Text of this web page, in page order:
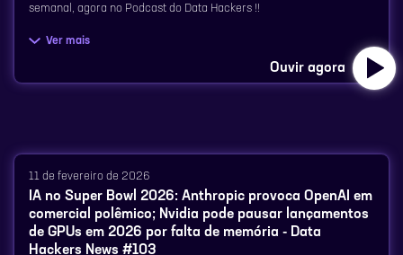
usando dados e tecnologia proprietária para desenvolver produtos e
Vagas abertas: https://sou.nu/datahackersep122
with Transformers
Carreiras no Nubank: https://international.nubank.com.br/pt-
br/carreiras/
semanal, agora no Podcast do Data Hackers !!
Aperte o play e ouça agora, o Data Hackers News dessa semana!
Conheça nossos comentaristas do Data Hackers News:
Ver mais
Ouvir agora
11 de fevereiro de 2026
IA no Super Bowl 2026: Anthropic provoca OpenAI em
comercial polêmico; Nvidia pode pausar lançamentos
de GPUs em 2026 por falta de memória - Data
Hackers News #103